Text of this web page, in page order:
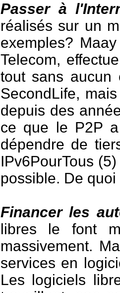
Passer à
réalisés sur un
exemples?
Telecom,
tout sans aucun
SecondLife,
depuis des
ce que le P2P a
dépendre de
IPv6PourTous
possible. De
Financer les
libres le font
massivement.
services en
Les logiciels